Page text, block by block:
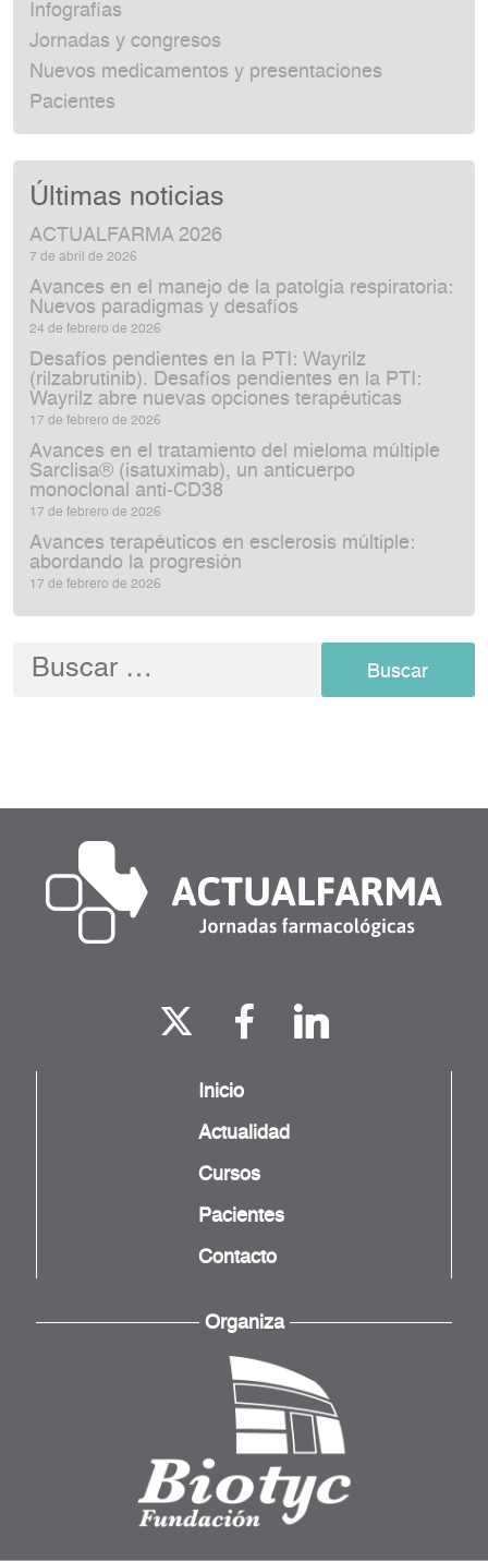
Infografías
Jornadas y congresos
Nuevos medicamentos y presentaciones
Pacientes
Últimas noticias
ACTUALFARMA 2026
7 de abril de 2026
Avances en el manejo de la patolgia respiratoria:
Nuevos paradigmas y desafíos
24 de febrero de 2026
Desafíos pendientes en la PTI: Wayrilz
(rilzabrutinib). Desafíos pendientes en la PTI:
Wayrilz abre nuevas opciones terapéuticas
17 de febrero de 2026
Avances en el tratamiento del mieloma múltiple
Sarclisa® (isatuximab), un anticuerpo
monoclonal anti‑CD38
17 de febrero de 2026
Avances terapéuticos en esclerosis múltiple:
abordando la progresión
17 de febrero de 2026
Buscar:
Inicio
Actualidad
Cursos
Pacientes
Contacto
Organiza